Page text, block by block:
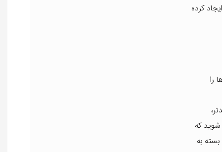
کرده
را
که
است بسته به